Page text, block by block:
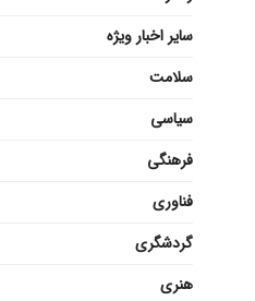
سایر اخبار ویژه
سلامت
سیاسی
فرهنگی
فناوری
گردشگری
هنری